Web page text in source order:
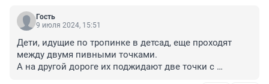
Гость
9 июля 2024, 15:51
Дети, идущие по тропинке в детсад, еще проходят
между двумя пивными точками.
А на другой дороге их поджидают две точки с